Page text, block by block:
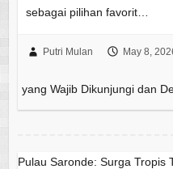
sebagai pilihan favorit…
Putri Mulan May 8,
yang Wajib Dikunjungi dan
Pulau Saronde: Surga Tropis